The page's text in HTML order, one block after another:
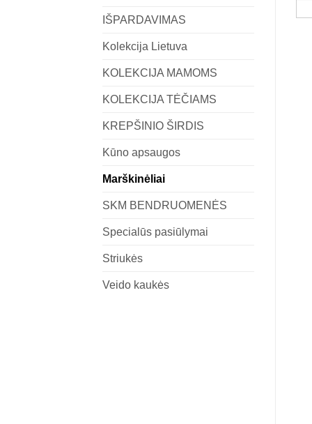
IŠPARDAVIMAS
Kolekcija Lietuva
KOLEKCIJA MAMOMS
KOLEKCIJA TĖČIAMS
KREPŠINIO ŠIRDIS
Kūno apsaugos
Marškinėliai
SKM BENDRUOMENĖS
Specialūs pasiūlymai
Striukės
Veido kaukės